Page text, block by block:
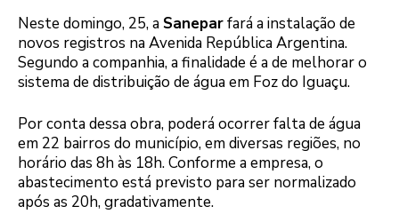
Neste domingo, 25, a Saneparfará a instalação de
novos registros na Avenida República Argentina.
Segundo a companhia, a finalidade é a de melhorar o
sistema de distribuição de água em Foz do Iguaçu.
Por conta dessa obra, poderá ocorrer falta de água
em 22 bairros do município, em diversas regiões, no
horário das 8h às 18h. Conforme a empresa, o
abastecimento está previsto para ser normalizado
após as 20h, gradativamente.